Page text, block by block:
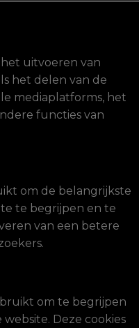
uitvoeren van
het delen van de
mediaplatforms, het
functies van
om de belangrijkste
te begrijpen en te
van een betere
om te begrijpen
Deze cookies